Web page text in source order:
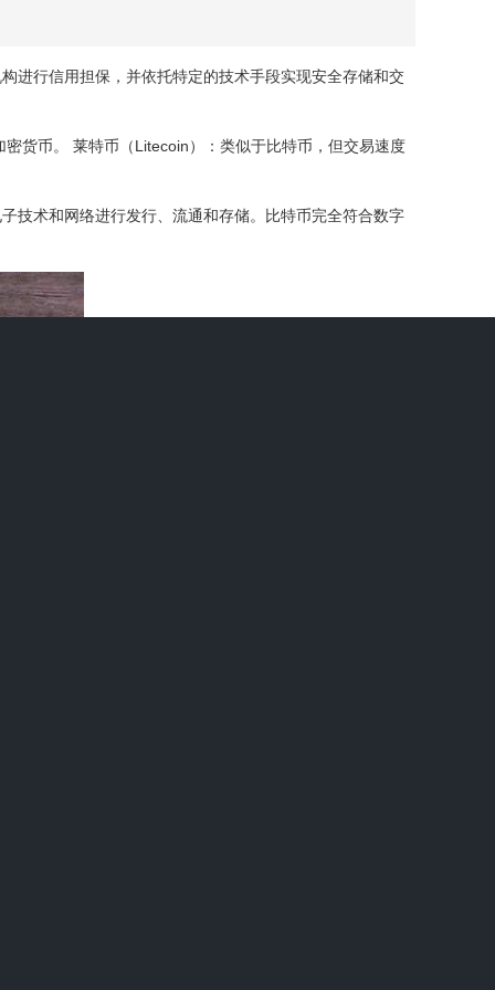
进行信用担保，并依托特定的技术手段实现安全存储和交
货币。 莱特币（Litecoin）：类似于比特币，但交易速度
技术和网络进行发行、流通和存储。比特币完全符合数字